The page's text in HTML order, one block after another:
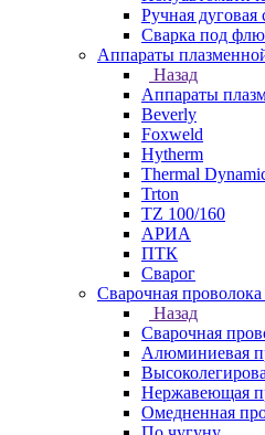
Ручная дуговая
Сварка под
Аппараты
Назад
Аппараты
Beverly
Foxweld
Hytherm
Thermal
Trton
TZ 100/160
АРИА
ПТК
Сварог
Сварочная проволока
Назад
Сварочная
Алюминиевая
Нержавеющая
Омедненная